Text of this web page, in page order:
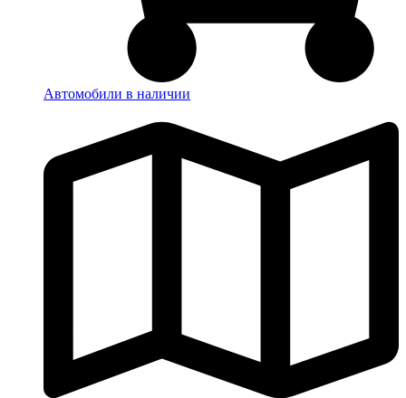
Автомобили в наличии